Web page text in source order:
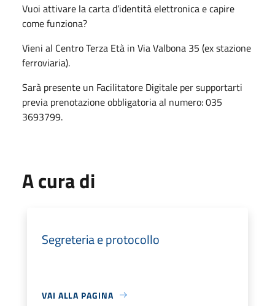
Vuoi attivare la carta d’identità elettronica e capire
come funziona?
Vieni al Centro Terza Età in Via Valbona 35 (ex stazione
ferroviaria).
Sarà presente un Facilitatore Digitale per supportarti
previa prenotazione obbligatoria al numero: 035
3693799.
A cura di
Segreteria e protocollo
VAI ALLA PAGINA